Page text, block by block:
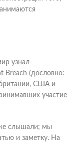
узнал
Breach (дословно:
США и
участие
слышали; мы
и заметку. На